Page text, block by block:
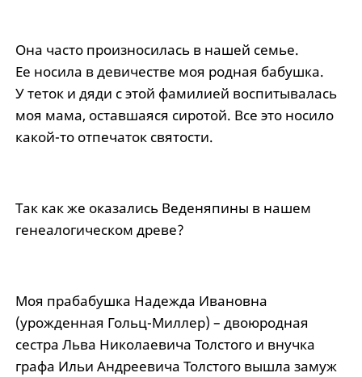
Она часто произносилась в нашей семье.
Ее носила в девичестве моя родная бабушка.
У теток и дяди с этой фамилией воспитывалась
моя мама, оставшаяся сиротой. Все это носило
какой-то отпечаток святости.
Так как же оказались Веденяпины в нашем
генеалогическом древе?
Моя прабабушка Надежда Ивановна
(урожденная Гольц-Миллер) – двоюродная
сестра Льва Николаевича Толстого и внучка
графа Ильи Андреевича Толстого вышла замуж